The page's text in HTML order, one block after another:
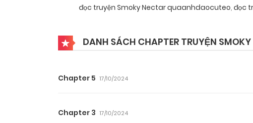
đọc truyện Smoky Nectar quaanhdaocuteo, đọc
DANH SÁCH CHAPTER TRUYỆN
Chapter 5 17/10/2024
Chapter 3 17/10/2024